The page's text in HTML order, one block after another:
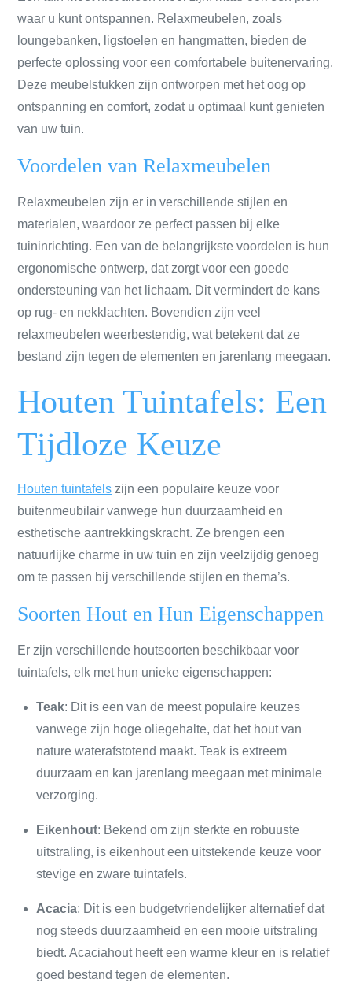
waar u kunt ontspannen. Relaxmeubelen, zoals
loungebanken, ligstoelen en hangmatten, bieden de
perfecte oplossing voor een comfortabele buitenervaring.
Deze meubelstukken zijn ontworpen met het oog op
ontspanning en comfort, zodat u optimaal kunt genieten
van uw tuin.
Voordelen van Relaxmeubelen
Relaxmeubelen zijn er in verschillende stijlen en
materialen, waardoor ze perfect passen bij elke
tuininrichting. Een van de belangrijkste voordelen is hun
ergonomische ontwerp, dat zorgt voor een goede
ondersteuning van het lichaam. Dit vermindert de kans
op rug- en nekklachten. Bovendien zijn veel
relaxmeubelen weerbestendig, wat betekent dat ze
bestand zijn tegen de elementen en jarenlang meegaan.
Houten Tuintafels: Een
Tijdloze Keuze
Houten tuintafels zijn een populaire keuze voor
buitenmeubilair vanwege hun duurzaamheid en
esthetische aantrekkingskracht. Ze brengen een
natuurlijke charme in uw tuin en zijn veelzijdig genoeg
om te passen bij verschillende stijlen en thema’s.
Soorten Hout en Hun Eigenschappen
Er zijn verschillende houtsoorten beschikbaar voor
tuintafels, elk met hun unieke eigenschappen:
Teak: Dit is een van de meest populaire keuzes
vanwege zijn hoge oliegehalte, dat het hout van
nature waterafstotend maakt. Teak is extreem
duurzaam en kan jarenlang meegaan met minimale
verzorging.
Eikenhout: Bekend om zijn sterkte en robuuste
uitstraling, is eikenhout een uitstekende keuze voor
stevige en zware tuintafels.
Acacia: Dit is een budgetvriendelijker alternatief dat
nog steeds duurzaamheid en een mooie uitstraling
biedt. Acaciahout heeft een warme kleur en is relatief
goed bestand tegen de elementen.